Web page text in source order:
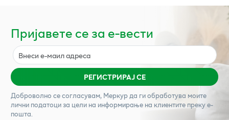
Пријавете се за е-вести
РЕГИСТРИРАЈ СЕ
Доброволно се согласувам, Меркурда ги обработува моите
лични податоци за цели на информирање на клиентите преку е-
пошта.